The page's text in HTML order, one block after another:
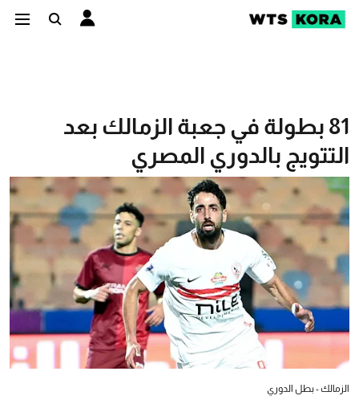
81 بطولة في جعبة الزمالك بعد
التتويج بالدوري المصري
الزمالك - بطل الدوري